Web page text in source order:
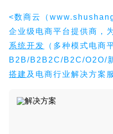
<数商云（
企业级电商平台提供商，
系统开发
（多种模式电商
B2B/B2B2C/B2C/O2O/
搭建 及电商行业解决方案